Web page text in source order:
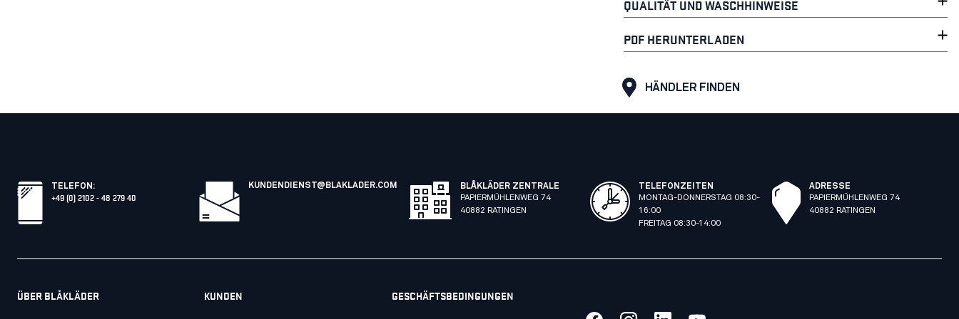
QUALITÄT UND WASCHHINWEISE
PDF HERUNTERLADEN
HÄNDLER FINDEN
TELEFON :
+49 (0) 2102 - 48 279 40
KUNDENDIENST@BLAKLADER.COM
BLÅKLÄDER ZENTRALE
PAPIERMÜHLENWEG 74
40882 RATINGEN
TELEFONZEITEN
MONTAG-DONNERSTAG 08:30-
16:00
FREITAG 08:30-14:00
ADRESSE
PAPIERMÜHLENWEG 74
40882 RATINGEN
ÜBER BLÅKLÄDER KUNDEN GESCHÄFTSBEDINGUNGEN